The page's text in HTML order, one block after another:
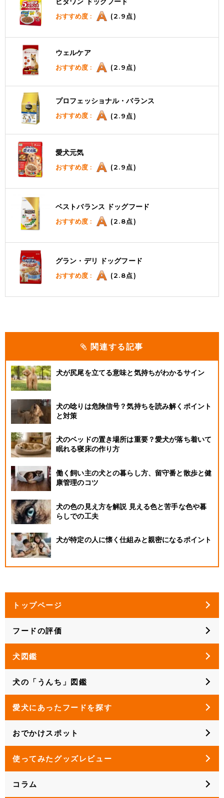
おすすめ度 : (2.9点)
ウェルケア
おすすめ度 : (2.9点)
プロフェッショナル・バランス
おすすめ度 : (2.9点)
愛犬元気
おすすめ度 : (2.9点)
ベストバランス ドッグフード
おすすめ度 : (2.8点)
グラン・デリ ドッグフード
おすすめ度 : (2.8点)
関連する記事
犬が尻尾を立てる意味と気持ちがわかるサイン
犬の唸りは危険信号？気持ちを読み解くポイント
と対策
犬のベッドの置き場所は重要？愛犬が落ち着いて
眠れる寝床の作り方
働く飼い主の犬との暮らし方、留守番と散歩と健
康管理のコツ
犬の色の見え方を解説 見える色と苦手な色や暮
らしでの工夫
犬が特定の人に懐く仕組みと親密になるポイント
トップページ
フードの評価
犬図鑑
犬の「うんち」図鑑
愛犬にあったフードを探す
おでかけスポット
使ってみたグッズレビュー
コラム